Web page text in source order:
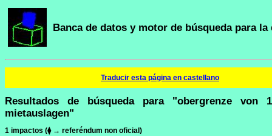
Banca de datos y motor de búsqueda para
Traducir esta página en castellano
Resultados de búsqueda para "obergrenze von
mietauslagen"
1 impactos (⧫ → referéndum non oficial)